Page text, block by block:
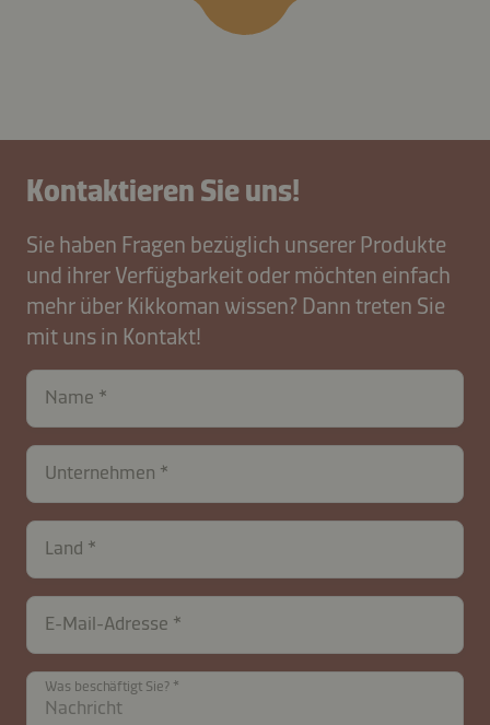
Kontaktieren Sie uns!
Sie haben Fragen bezüglich unserer Produkte
und ihrer Verfügbarkeit oder möchten einfach
mehr über Kikkoman wissen? Dann treten Sie
mit uns in Kontakt!
Name
Unternehmen
Land
E-Mail-Adresse
Was beschäftigt Sie?